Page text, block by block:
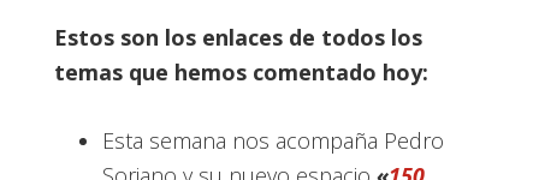
Estos son los enlaces de todos los
temas que hemos comentado hoy:
Esta semana nos acompaña Pedro